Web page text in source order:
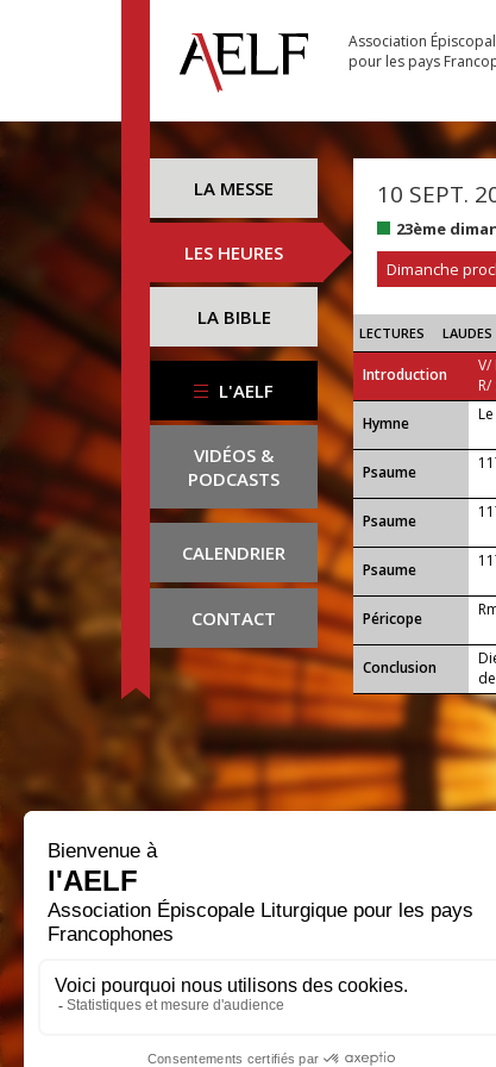
Association
pour les pays
LA MESSE
LES HEURES
LA BIBLE
L'AELF
VIDÉOS &
PODCASTS
CALENDRIER
CONTACT
10 SEPT.
23ème
Dimanche
LECTURES LAUDES
Introduction
V/
...
Hymne
Psaume
Psaume
Psaume
Péricope
Conclusion